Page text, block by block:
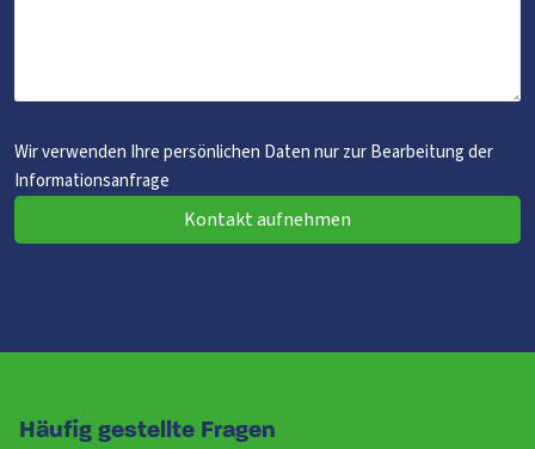
Wir verwenden Ihre persönlichen Daten nur zur Bearbeitung der
Informationsanfrage
Kontakt aufnehmen
Häufig gestellte Fragen